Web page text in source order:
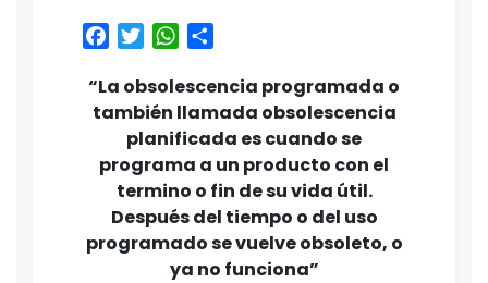
Facebook
TwitterWhatsApp
“La obsolescencia programada o
también llamada obsolescencia
planificada es cuando se
programa a un producto con el
termino o fin de su vida útil.
Después del tiempo o del uso
programado se vuelve obsoleto, o
ya no funciona”